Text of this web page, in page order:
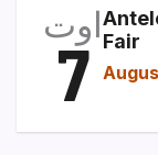
اوت
7
Fair